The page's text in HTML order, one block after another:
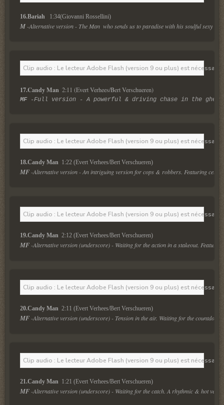
16.Bariah 1:34(Giovanni Rossellini)
M -Alternative version - The Man  who sends us to paradise with his soulful sexy
Clip audio : Le lecteur Adobe Flash (version 9 ou plus) est
17.Candy Man 2:11 (Evert Verhees/Bert Verschueren)
MF -Full version - A powerful & driving chase in the
Clip audio : Le lecteur Adobe Flash (version 9 ou plus) est
18.Candy Man 1:22 (Evert Verhees/Bert Verschueren)
MF -Alternative version - An intriguing version for cops & robbers. Featuring cello.
Clip audio : Le lecteur Adobe Flash (version 9 ou plus) est
19.Candy Man 2:12 (Evert Verhees/Bert Verschueren)
MF -Alternative version (underscore) - Waiting for the action in a stakeout.
Clip audio : Le lecteur Adobe Flash (version 9 ou plus) est
20.Candy Man 2:11 (Evert Verhees/Bert Verschueren)
MF -Alternative version (underscore) - Tension in the air. Waiting for the
Clip audio : Le lecteur Adobe Flash (version 9 ou plus) est
21.Candy Man 1:21 (Evert Verhees/Bert Verschueren)
MF -Alternative version (underscore) - Waiting for the catch. A rhythmic & hot